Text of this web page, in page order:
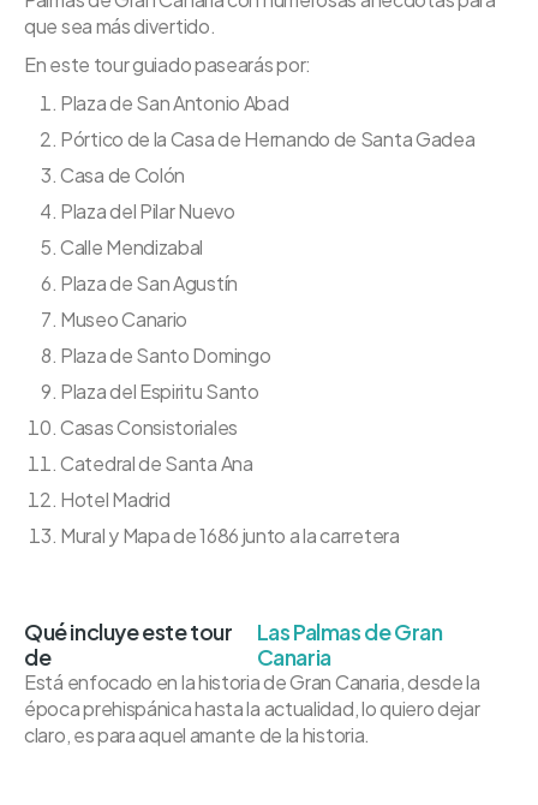
que sea más divertido.
En este tour guiado pasearás por:
Plaza de San Antonio Abad
Pórtico de la Casa de Hernando de Santa Gadea
Casa de Colón
Plaza del Pilar Nuevo
Calle Mendizabal
Plaza de San Agustín
Museo Canario
Plaza de Santo Domingo
Plaza del Espiritu Santo
Casas Consistoriales
Catedral de Santa Ana
Hotel Madrid
Mural y Mapa de 1686 junto a la carretera
Qué incluye este tour
de
Las Palmas de Gran
Canaria
Está enfocado en la historia de Gran Canaria, desde la
época prehispánica hasta la actualidad, lo quiero dejar
claro, es para aquel amante de la historia.